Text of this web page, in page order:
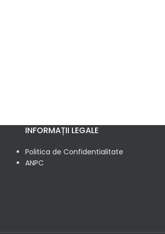
INFORMAȚII LEGALE
Politica de Confidentialitate
ANPC